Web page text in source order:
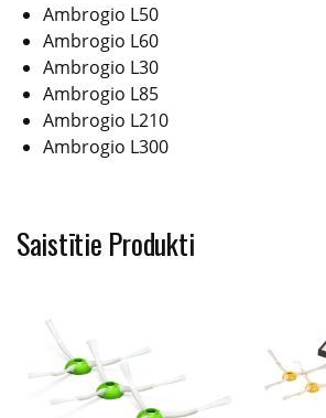
Ambrogio L50
Ambrogio L60
Ambrogio L30
Ambrogio L85
Ambrogio L210
Ambrogio L300
Saistītie Produkti